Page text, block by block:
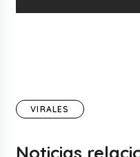
VIRALES
Noticias